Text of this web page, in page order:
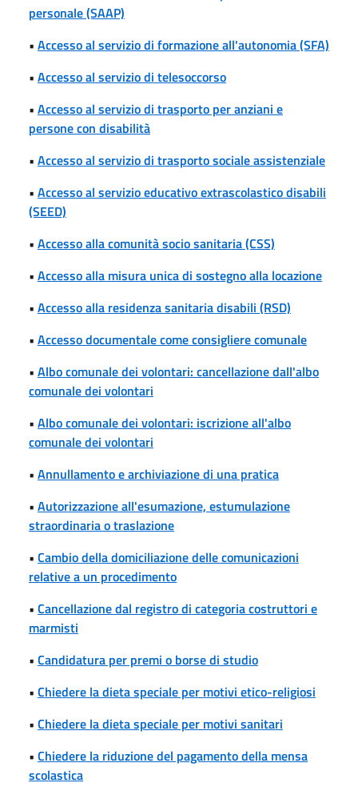
personale (SAAP)
• Accesso al servizio di formazione all'autonomia (SFA)
• Accesso al servizio di telesoccorso
• Accesso al servizio di trasporto per anziani e
persone con disabilità
• Accesso al servizio di trasporto sociale assistenziale
• Accesso al servizio educativo extrascolastico disabili
(SEED)
• Accesso alla comunità socio sanitaria (CSS)
• Accesso alla misura unica di sostegno alla locazione
• Accesso alla residenza sanitaria disabili (RSD)
• Accesso documentale come consigliere comunale
• Albo comunale dei volontari: cancellazione dall'albo
comunale dei volontari
• Albo comunale dei volontari: iscrizione all'albo
comunale dei volontari
• Annullamento e archiviazione di una pratica
• Autorizzazione all'esumazione, estumulazione
straordinaria o traslazione
• Cambio della domiciliazione delle comunicazioni
relative a un procedimento
• Cancellazione dal registro di categoria costruttori e
marmisti
• Candidatura per premi o borse di studio
• Chiedere la dieta speciale per motivi etico-religiosi
• Chiedere la dieta speciale per motivi sanitari
• Chiedere la riduzione del pagamento della mensa
scolastica